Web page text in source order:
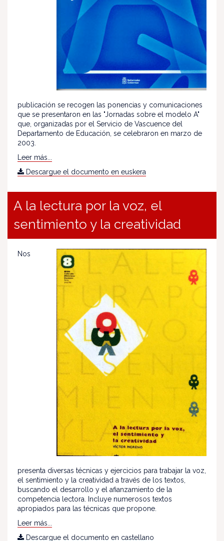
publicación se recogen las ponencias y comunicaciones
que se presentaron en las "Jornadas sobre el modelo A"
que, organizadas por el Servicio de Vascuence del
Departamento de Educación, se celebraron en marzo de
2003.
Leer más...
Descargue el documento en euskera
A la lectura por la voz, el
sentimiento y la creatividad
Nos
presenta diversas técnicas y ejercicios para trabajar la voz,
el sentimiento y la creatividad a través de los textos,
buscando el desarrollo y el afianzamiento de la
competencia lectora. Incluye numerosos textos
apropiados para las técnicas que propone.
Leer más...
Descargue el documento en castellano